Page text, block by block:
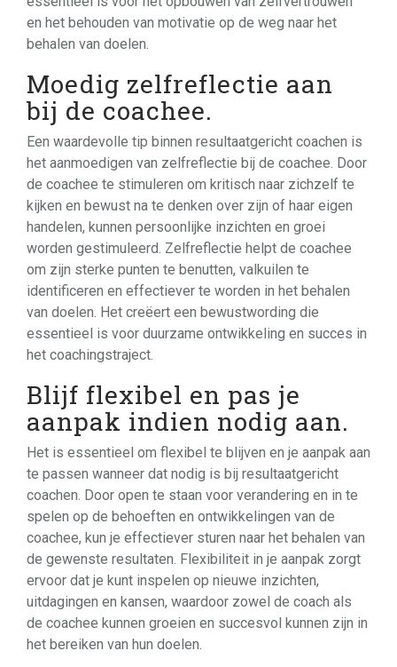
en het behouden van motivatie op de weg naar het
behalen van doelen.
Moedig zelfreflectie aan
bij de coachee.
Een waardevolle tip binnen resultaatgericht coachen is
het aanmoedigen van zelfreflectie bij de coachee. Door
de coachee te stimuleren om kritisch naar zichzelf te
kijken en bewust na te denken over zijn of haar eigen
handelen, kunnen persoonlijke inzichten en groei
worden gestimuleerd. Zelfreflectie helpt de coachee
om zijn sterke punten te benutten, valkuilen te
identificeren en effectiever te worden in het behalen
van doelen. Het creëert een bewustwording die
essentieel is voor duurzame ontwikkeling en succes in
het coachingstraject.
Blijf flexibel en pas je
aanpak indien nodig aan.
Het is essentieel om flexibel te blijven en je aanpak aan
te passen wanneer dat nodig is bij resultaatgericht
coachen. Door open te staan voor verandering en in te
spelen op de behoeften en ontwikkelingen van de
coachee, kun je effectiever sturen naar het behalen van
de gewenste resultaten. Flexibiliteit in je aanpak zorgt
ervoor dat je kunt inspelen op nieuwe inzichten,
uitdagingen en kansen, waardoor zowel de coach als
de coachee kunnen groeien en succesvol kunnen zijn in
het bereiken van hun doelen.